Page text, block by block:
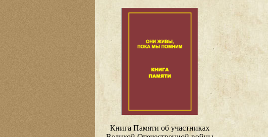
Книга Памяти об участниках